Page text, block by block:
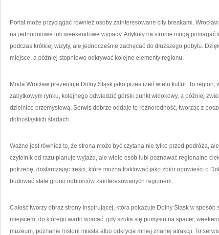
Portal może przyciągać również osoby zainteresowane city breakami.
na jednodniowe lub weekendowe wypady. Artykuły na stronie mogą
podczas krótkiej wizyty, ale jednocześnie zachęcać do dłuższego pobytu.
miejsce, a później stopniowo odkrywać kolejne elementy regionu.
Moda Wrocław prezentuje Dolny Śląsk jako przestrzeń wielu kultur. To
zabytkowym rynku, kolejnego odwiedzić górski punkt widokowy, a później
dzielnicę przemysłową. Serwis dobrze oddaje tę różnorodność, tworząc z
dolnośląskich śladach.
Ważne jest również to, że strona może być czytana nie tylko przed podróżą,
czytelnik od razu planuje wyjazd, ale wiele osób lubi poznawać regionalne
potrzebę, dostarczając treści, które można traktować jako zbiór opowieści o
budować stałe grono odbiorców zainteresowanych regionem.
Całość tworzy obraz strony inspirującej, która pokazuje Dolny Śląsk w sposób
miejscem, do którego warto wracać, gdy szuka się pomysłu na spacer,
muzeum, poznanie historii miasta albo odkrycie mniej znanej atrakcji. To